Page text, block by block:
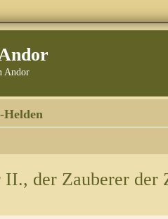
Andor
Helden
der Zauberer der